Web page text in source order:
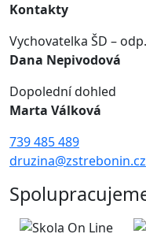
Kontakty
Vychovatelka ŠD – odp.
Dana Nepivodová
Dopolední dohled
Marta Válková
739 485 489
druzina@zstrebonin.cz